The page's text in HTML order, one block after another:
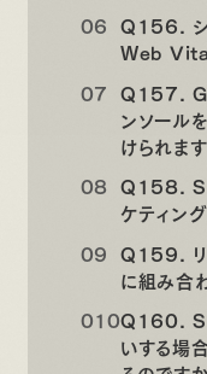
Q156. シ
Web
Q157.
ンソール
けられま
Q158.
ケティン
Q159. リ
に組み合
Q160.
いする場